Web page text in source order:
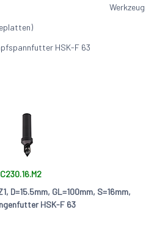
Werkzeug
HSK-F 63
C230.16.M2
D=15.5mm, GL=100mm, S=16mm,
HSK-F 63